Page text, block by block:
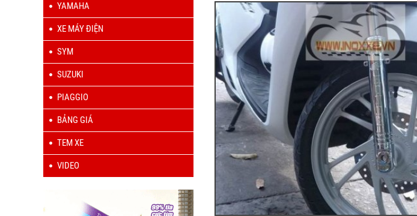
YAMAHA
XE MÁY ĐIỆN
SYM
SUZUKI
PIAGGIO
BẢNG GIÁ
TEM XE
VIDEO